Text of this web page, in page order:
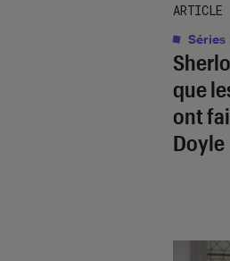
que
ont
Doyle
ARTICLE
Séries